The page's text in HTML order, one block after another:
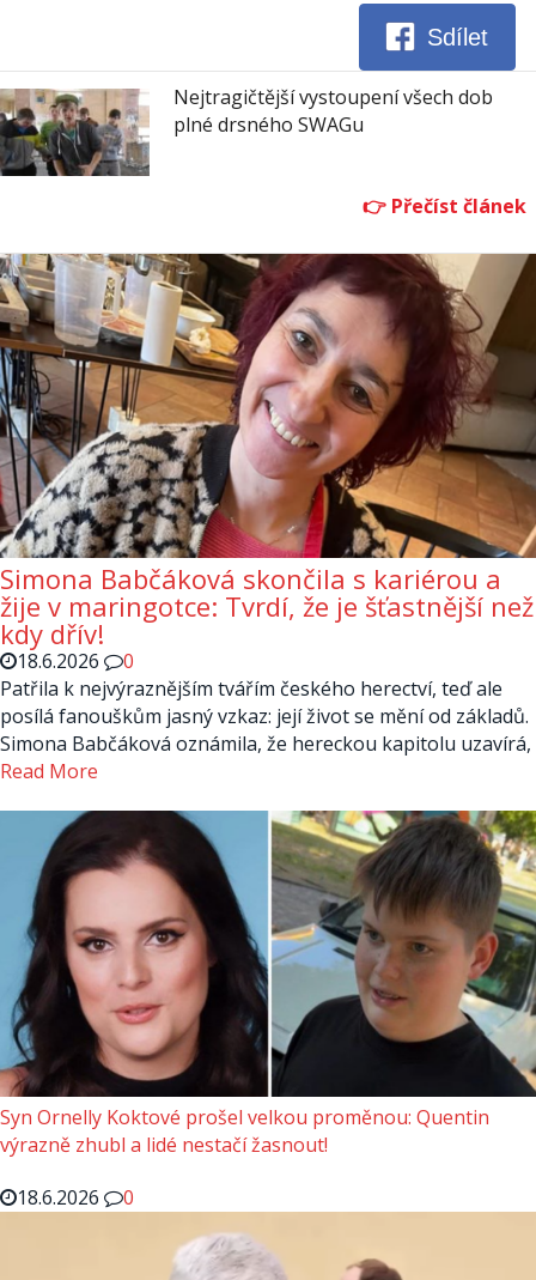
Sdílet
Nejtragičtější vystoupení všech dob
plné drsného SWAGu
Simona Babčáková skončila s kariérou a
žije v maringotce: Tvrdí, že je šťastnější než
kdy dřív!
18.6.2026
0
Patřila k nejvýraznějším tvářím českého herectví, teď ale
posílá fanouškům jasný vzkaz: její život se mění od základů.
Simona Babčáková oznámila, že hereckou kapitolu uzavírá,
Read More
Syn Ornelly Koktové prošel velkou proměnou: Quentin
výrazně zhubl a lidé nestačí žasnout!
18.6.2026
0